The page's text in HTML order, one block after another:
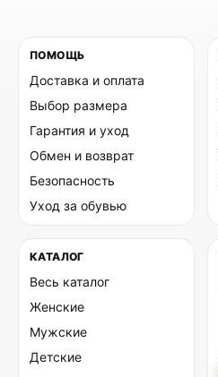
ПОМОЩЬ
Доставка и оплата
Выбор размера
Гарантия и уход
Обмен и возврат
Безопасность
Уход за обувью
КАТАЛОГ
Весь каталог
Женские
Мужские
Детские